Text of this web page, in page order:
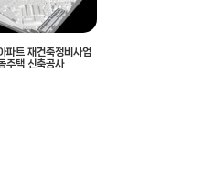
파트 재건축정비사업
주택 신축공사